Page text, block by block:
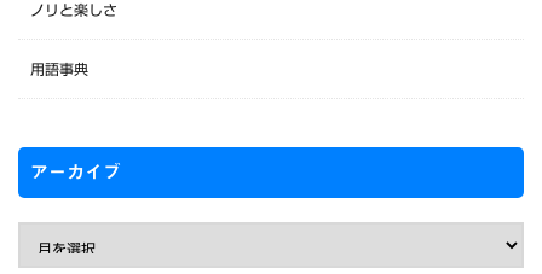
ノリと楽しさ
用語事典
アーカイブ